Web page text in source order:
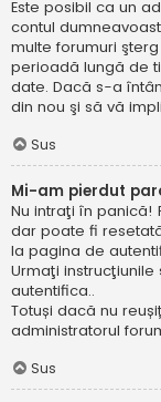
Este posibil ca un
contul
multe forumuri
perioadă lungă de
date. Dacă s-a
din nou şi să vă
Sus
Mi-am pierdut
Nu intraţi în panică!
dar poate fi
la pagina de
Urmaţi
autentifica..
Totuși dacă nu
administratorul
Sus